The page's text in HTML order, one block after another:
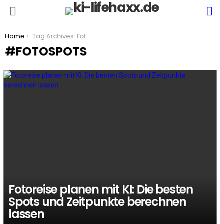
You are here:
Home Tag Archives: Fotospots
FOTOSPOTS
LATEST
Fotoreise planen mit KI: Die besten
Spots und Zeitpunkte berechnen
lassen